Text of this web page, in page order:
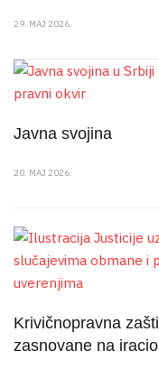
29. MAJ 2026.
Javna svojina
20. MAJ 2026.
Krivičnopravna
zasnovane na